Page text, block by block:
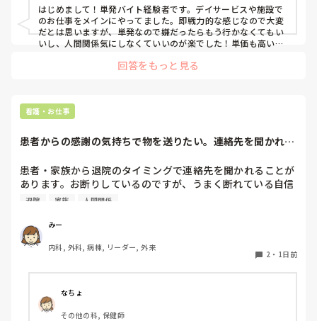
はじめまして！単発バイト経験者です。デイサービスや施設で
のお仕事をメインにやってました。即戦力的な感じなので大変
だとは思いますが、単発なので嫌だったらもう行かなくてもい
いし、人間関係気にしなくていいのが楽でした！単価も高いで
にちに空きがあるか分からないのでそこは難点ですかね。
回答をもっと見る
看護・お仕事
患者からの感謝の気持ちで物を送りたい。連絡先を聞かれた
患者・家族から退院のタイミングで連絡先を聞かれることが
あります。お断りしているのですが、うまく断れている自信
がないです。その場面ではどうのように対応するのが良いで
退院 家族 人間関係
みー
内科, 外科, 病棟, リーダー, 外来
2 ・ 1日前
なちょ
その他の科, 保健師